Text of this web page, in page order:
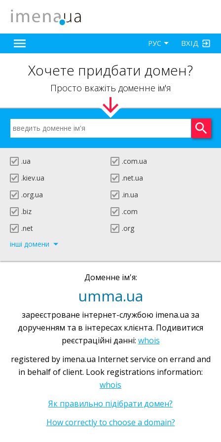
ВХІД
РУС
Хочете придбати домен?
Просто вкажіть доменне ім'я
.ua
.com.ua
.kiev.ua
.net.ua
.org.ua
.in.ua
.biz
.com
.net
.org
інші домени
Доменне ім'я:
umma.ua
зареєстроване інтернет-службою imena.ua за
дорученням та в інтересах клієнта. Подивитися
реєстраційні данні: whois
registered by imena.ua Internet service on errand and
in behalf of client. Look registrations information:
whois
Як правильно підібрати домен?
How correctly to choose a domain?